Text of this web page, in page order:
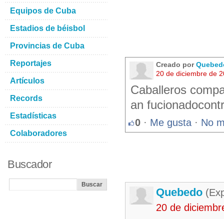
Creado por
20 de diciembre de
Caballeros
an
0 · Me gusta · No
Quebedo
20 de
Equipos de Cuba
Estadios de béisbol
Provincias de Cuba
Reportajes
Artículos
Records
Estadísticas
Colaboradores
Buscador